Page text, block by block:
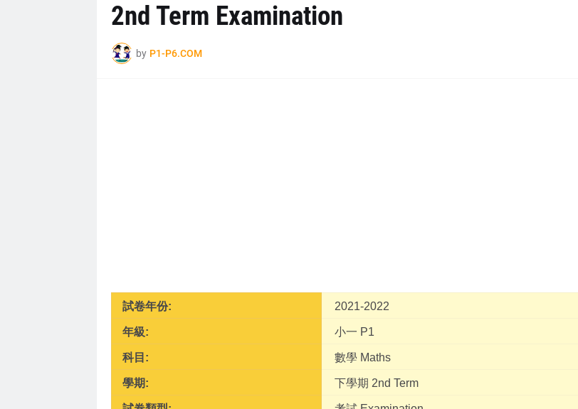
2nd Term Examination
by P1-P6.COM
試卷年份: 2021-2022
年級: 小一 P1
科目: 數學 Maths
學期: 下學期 2nd Term